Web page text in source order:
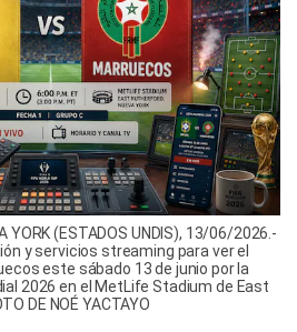
YORK (ESTADOS UNDIS), 13/06/2026.-
y servicios streaming para ver el
este sábado 13 de junio por la
2026 en el MetLife Stadium de East
DE NOÉ YACTAYO